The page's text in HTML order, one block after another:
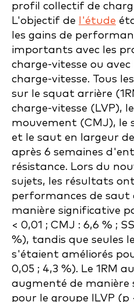
profil collectif de
L'objectif de
l'étude
les gains de
importants avec les
charge-vitesse ou
charge-vitesse. Tous
sur le squat arrière
charge-vitesse (LVP),
mouvement (CMJ), le
et le saut en largeur
après 6 semaines
résistance. Lors du
sujets, les résultats
performances de
manière significative
< 0,01 ; CMJ : 6,6 % ;
%), tandis que seules
s'étaient améliorés
0,05 ; 4,3 %). Le 1RM
augmenté de
pour le groupe ILVP (p